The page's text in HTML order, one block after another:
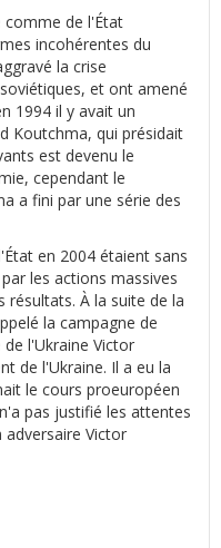
comme de l'État
incohérentes du
la crise
et ont amené
1994 il y avait un
Koutchma, qui présidait
est devenu le
cependant le
a fini par une série des
en 2004 étaient sans
les actions massives
À la suite de la
la campagne de
l'Ukraine Victor
de l'Ukraine. Il a eu la
le cours proeuropéen
pas justifié les attentes
adversaire Victor